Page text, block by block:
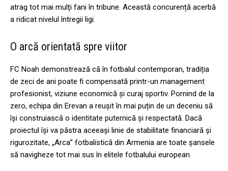
atrag tot mai mulți fani în tribune. Această concurență acerbă
a ridicat nivelul întregii ligi.
O arcă orientată spre viitor
FC Noah demonstrează că în fotbalul contemporan, tradiția
de zeci de ani poate fi compensată printr-un management
profesionist, viziune economică și curaj sportiv. Pornind de la
zero, echipa din Erevan a reușit în mai puțin de un deceniu să
își construiască o identitate puternică și respectată. Dacă
proiectul își va păstra aceeași linie de stabilitate financiară și
rigurozitate, „Arca” fotbalistică din Armenia are toate șansele
să navigheze tot mai sus în elitele fotbalului european.